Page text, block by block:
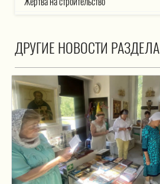
ДРУГИЕ НОВОСТИ РАЗДЕЛА